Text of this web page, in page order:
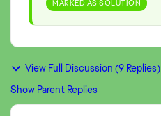
MARKED AS SOLUTION
View Full Discussion (9 Replies)
Show Parent Replies